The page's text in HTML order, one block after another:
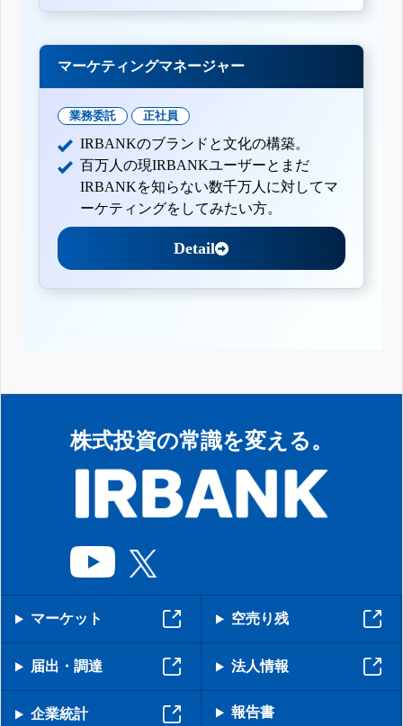
マーケティングマネージャー
業務委託 正社員
IRBANKのブランドと文化の構築。
百万人の現IRBANKユーザーとまだ
IRBANKを知らない数千万人に対してマ
ーケティングをしてみたい方。
Detail
株式投資の常識を変える。
マーケット 空売り残
届出・調達 法人情報
企業統計 報告書